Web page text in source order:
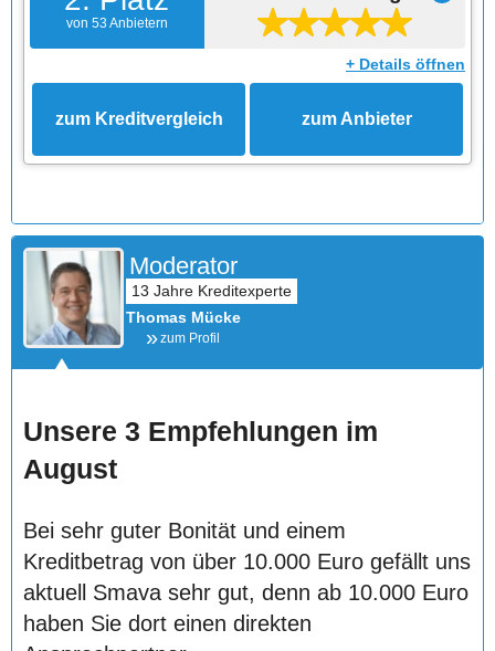
von 53 Anbietern
+ Details öffnen
zum Kreditvergleich zum Anbieter
Moderator
Thomas Mücke
zum Profil
Unsere 3 Empfehlungen im
August
Bei sehr guter Bonität und einem
Kreditbetrag von über 10.000 Euro gefällt uns
aktuell Smava sehr gut, denn ab 10.000 Euro
haben Sie dort einen direkten